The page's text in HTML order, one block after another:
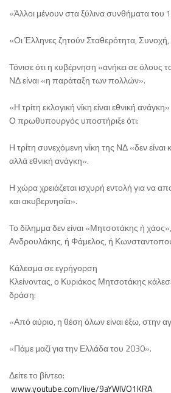
«Άλλοι μένουν στα ξύλινα συνθήματα του
«Οι Έλληνες ζητούν Σταθερότητα, Συνοχή,
Τόνισε ότι η κυβέρνηση «ανήκει σε όλους
ΝΔ είναι «η παράταξη των πολλών».
«Η τρίτη εκλογική νίκη είναι εθνική ανάγκη»
Ο πρωθυπουργός υποστήριξε ότι:
Η τρίτη συνεχόμενη νίκη της ΝΔ «δεν
αλλά εθνική ανάγκη».
Η χώρα χρειάζεται ισχυρή εντολή για να
και ακυβερνησία».
Το δίλημμα δεν είναι «Μητσοτάκης ή
Ανδρουλάκης, ή Φάμελος, ή
Κάλεσμα σε εγρήγορση
Κλείνοντας, ο Κυριάκος Μητσοτάκης
δράση:
«Από αύριο, η θέση όλων είναι έξω, στην
«Πάμε μαζί για την Ελλάδα του 2030».
Δείτε το βίντεο:
www.youtube.com/live/9aYWlVO1KRA